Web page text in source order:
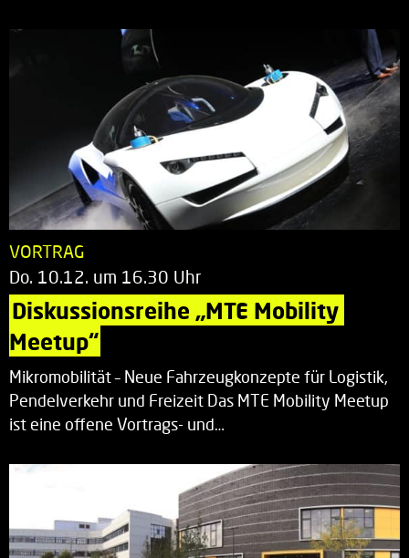
VORTRAG
Do. 10.12. um 16.30 Uhr
Diskussionsreihe „MTE Mobility
Meetup“
Mikromobilität – Neue Fahrzeugkonzepte für Logistik,
Pendelverkehr und Freizeit Das MTE Mobility Meetup
ist eine offene Vortrags- und…